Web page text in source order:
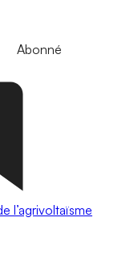
Abonné
l’agrivoltaïsme